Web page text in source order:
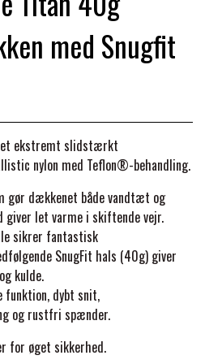
VOKSNE
& JUNIOR
& TREATS
& VITAMINER
& FOLD
& TILBEHØR
VÆRKTØJ
& TILBEHØR
KUSK
GALOP
LINERS & DÆKKEN
& RIDEDÆKKEN
INSEKTBESKYTTELSE
MAGNET & INFRARØD
GRIMER & TRÆKTOV
TRENSE & TILBEHØR
& MARTIN
EMIN
TITANIUM®
FINNTACK
med Snugfit
et ekstremt slidstærkt
nylon med Teflon®-behandling.
gør dækkenet både vandtæt og
let varme i skiftende vejr.
sikrer fantastisk
SnugFit hals (40g) giver
kulde.
funktion, dybt snit,
og rustfri spænder.
for øget sikkerhed.